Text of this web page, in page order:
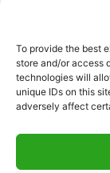
To provide the best
store and/or access
technologies will
unique IDs on this
adversely affect
Tämän
vastuussa
vahingoista,